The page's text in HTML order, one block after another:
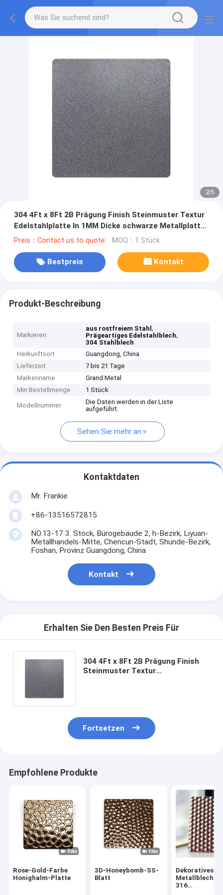
2/5
304 4Ft x 8Ft 2B Prägung Finish Steinmuster Textur
Edelstahlplatte In 1MM Dicke schwarze Metallplatte
Textur
Preis：Contact us to quote MOQ：1 Stück
Bestpreis Kontakt
Produkt-Beschreibung
Markieren
aus rostfreiem Stahl,
Prägeartiges Edelstahlblech,
304 Stahlblech
Herkunftsort
Guangdong, China
Lieferzeit
7 bis 21 Tage
Markenname
Grand Metal
Min Bestellmenge
1 Stück
Modellnummer
Die Daten werden in der Liste
aufgeführt.
Sehen Sie mehr an
Kontaktdaten
Mr. Frankie
+86-13516572815
NO.13-17 3. Stock, Bürogebäude 2, h-Bezirk, Liyuan-
Metallhandels-Mitte, Chencun-Stadt, Shunde-Bezirk,
Foshan, Provinz Guangdong, China
Kontakt
Erhalten Sie Den Besten Preis Für
304 4Ft x 8Ft 2B Prägung Finish
Steinmuster Textur
Fortsetzen
Empfohlene Produkte
Rose-Gold-Farbe
Honighalm-Platte
3D-Honeybomb-SS-
Blatt
Dekoratives
Metallblech
316